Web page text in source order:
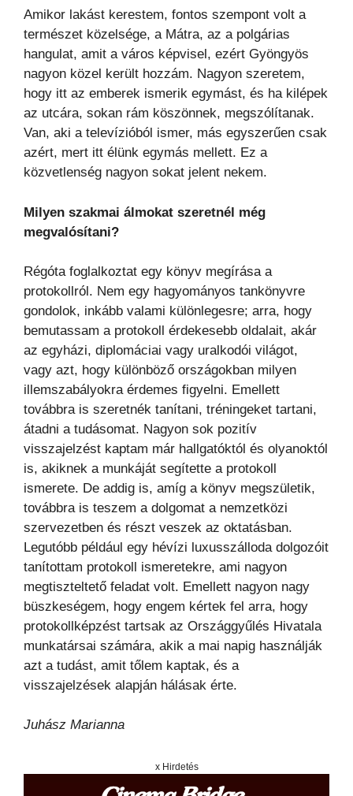
Amikor lakást kerestem, fontos szempont volt a
természet közelsége, a Mátra, az a polgárias
hangulat, amit a város képvisel, ezért Gyöngyös
nagyon közel került hozzám. Nagyon szeretem,
hogy itt az emberek ismerik egymást, és ha kilépek
az utcára, sokan rám köszönnek, megszólítanak.
Van, aki a televízióból ismer, más egyszerűen csak
azért, mert itt élünk egymás mellett. Ez a
közvetlenség nagyon sokat jelent nekem.
Milyen szakmai álmokat szeretnél még
megvalósítani?
Régóta foglalkoztat egy könyv megírása a
protokollról. Nem egy hagyományos tankönyvre
gondolok, inkább valami különlegesre; arra, hogy
bemutassam a protokoll érdekesebb oldalait, akár
az egyházi, diplomáciai vagy uralkodói világot,
vagy azt, hogy különböző országokban milyen
illemszabályokra érdemes figyelni. Emellett
továbbra is szeretnék tanítani, tréningeket tartani,
átadni a tudásomat. Nagyon sok pozitív
visszajelzést kaptam már hallgatóktól és olyanoktól
is, akiknek a munkáját segítette a protokoll
ismerete. De addig is, amíg a könyv megszületik,
továbbra is teszem a dolgomat a nemzetközi
szervezetben és részt veszek az oktatásban.
Legutóbb például egy hévízi luxusszálloda dolgozóit
tanítottam protokoll ismeretekre, ami nagyon
megtiszteltető feladat volt. Emellett nagyon nagy
büszkeségem, hogy engem kértek fel arra, hogy
protokollképzést tartsak az Országgyűlés Hivatala
munkatársai számára, akik a mai napig használják
azt a tudást, amit tőlem kaptak, és a
visszajelzések alapján hálásak érte.
Juhász Marianna
x Hirdetés